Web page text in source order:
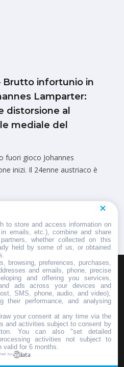
Brutto infortunio in
Lamparter:
distorsione al
mediale del
fuori gioco Johannes
inizi. Il 24enne austriaco è
COMUNICATO STAMPA
Italia - Partita Iva: IT 03855110049
to store and access information on
emails, etc.), combine and share
whether collected on this
held by some of us, or obtained
browsing, preferences, purchases,
and emails, phone, precise
and offering you services,
ads across your devices and
SMS, phone, audio, and video),
their performance, and analysing
your consent at any time via the
and activities subject to consent by
You can also "set detailed
activities not subject to
for 6 months.
by